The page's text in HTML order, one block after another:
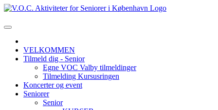
VELKOMMEN
Tilmeld dig - Senior
Egne VOC Valby tilmeldinger
Tilmelding Kursusringen
Koncerter og event
Seniorer
Senior